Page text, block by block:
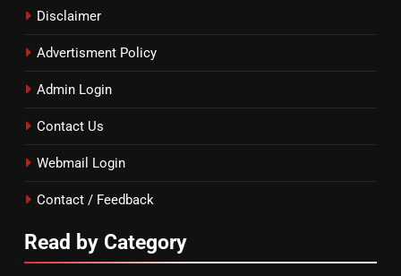
Disclaimer
Advertisment Policy
Admin Login
Contact Us
Webmail Login
Contact / Feedback
Read by Category